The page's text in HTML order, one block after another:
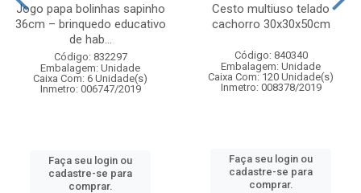
Jogo papa bolinhas sapinho
36cm – brinquedo educativo
de hab...
Código: 832297
Embalagem: Unidade
Caixa Com: 6 Unidade(s)
Inmetro: 006747/2019
Faça seu login ou
cadastre-se para
comprar.
Cesto multiuso telado
cachorro 30x30x50cm
Código: 840340
Embalagem: Unidade
Caixa Com: 120 Unidade(s)
Inmetro: 008378/2019
Faça seu login ou
cadastre-se para
comprar.